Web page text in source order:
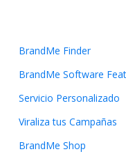
BrandMe Finder
BrandMe Software
Servicio Personalizado
Viraliza tus Campañas
BrandMe Shop